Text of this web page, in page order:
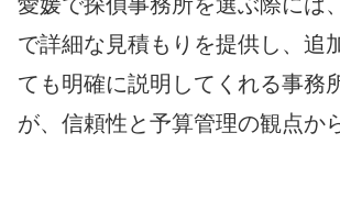
で詳細な見積もりを提供し、追
ても明確に説明してくれる事務
が、信頼性と予算管理の観点か